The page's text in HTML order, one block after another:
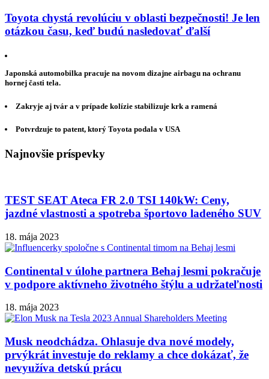
Toyota chystá revolúciu v oblasti bezpečnosti! Je len
otázkou času, keď budú nasledovať ďalší
Japonská automobilka pracuje na novom dizajne airbagu na ochranu
hornej časti tela.
Zakryje aj tvár a v prípade kolízie stabilizuje krk a ramená
Potvrdzuje to patent, ktorý Toyota podala v USA
Najnovšie príspevky
TEST SEAT Ateca FR 2.0 TSI 140kW: Ceny,
jazdné vlastnosti a spotreba športovo ladeného SUV
18. mája 2023
Continental v úlohe partnera Behaj lesmi pokračuje
v podpore aktívneho životného štýlu a udržateľnosti
18. mája 2023
Musk neodchádza. Ohlasuje dva nové modely,
prvýkrát investuje do reklamy a chce dokázať, že
nevyužíva detskú prácu